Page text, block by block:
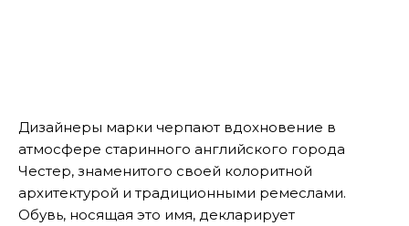
Дизайнеры марки черпают вдохновение в
атмосфере старинного английского города
Честер, знаменитого своей колоритной
архитектурой и традиционными ремеслами.
Обувь, носящая это имя, декларирует